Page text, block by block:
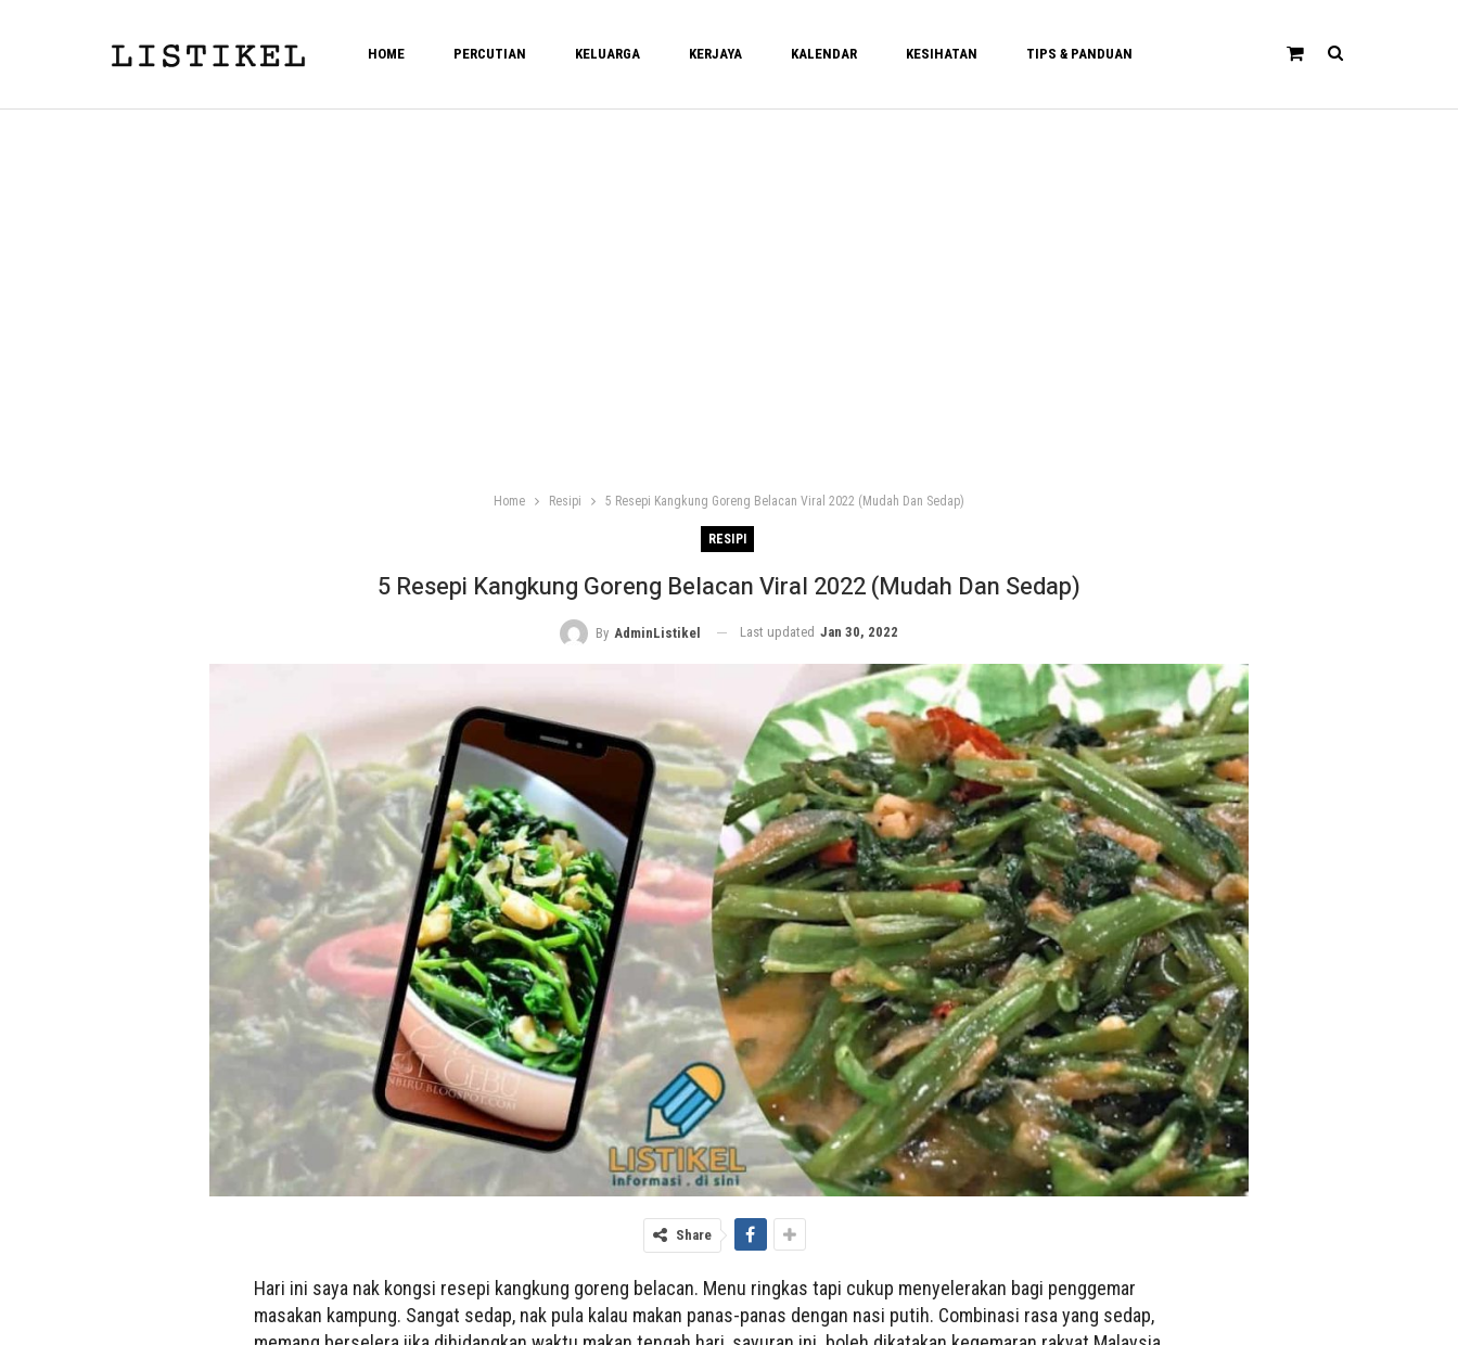
HOME PERCUTIAN KELUARGA KERJAYA KALENDAR KESIHATAN TIPS & PANDUAN
Home Resipi 5 Resepi Kangkung Goreng Belacan Viral 2022 (Mudah Dan Sedap)
RESIPI
5 Resepi Kangkung Goreng Belacan Viral 2022 (Mudah Dan Sedap)
By AdminListikel Last updated Jan 30, 2022
Share
Hari ini saya nak kongsi resepi kangkung goreng belacan. Menu ringkas tapi cukup menyelerakan bagi penggemar
masakan kampung. Sangat sedap, nak pula kalau makan panas-panas dengan nasi putih. Combinasi rasa yang sedap,